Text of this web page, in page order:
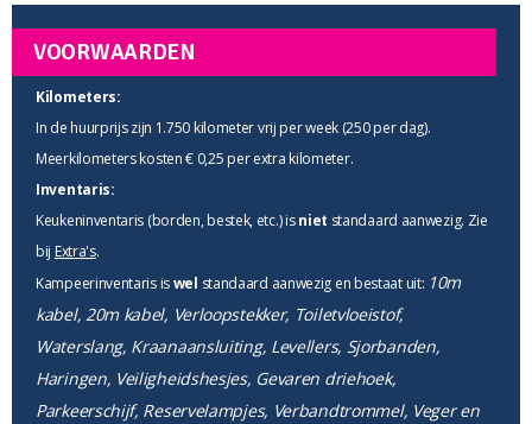
VOORWAARDEN
Kilometers:
In de huurprijs zijn 1.750 kilometer vrij per week (250 per dag).
Meerkilometers kosten € 0,25 per extra kilometer.
Inventaris:
Keukeninventaris (borden, bestek, etc.) isniet standaard aanwezig. Zie
bij Extra's.
Kampeerinventaris iswel standaard aanwezig en bestaat uit: 10m
kabel, 20m kabel, Verloopstekker, Toiletvloeistof,
Waterslang, Kraanaansluiting, Levellers, Sjorbanden,
Haringen, Veiligheidshesjes, Gevaren driehoek,
Parkeerschijf, Reservelampjes, Verbandtrommel, Veger en